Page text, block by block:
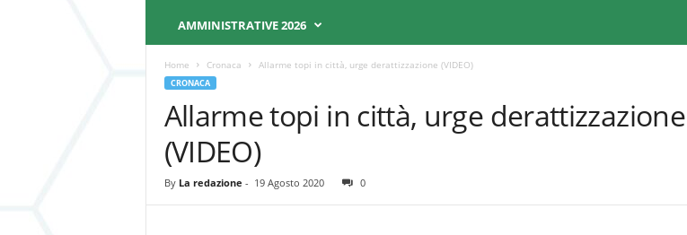
AMMINISTRATIVE 2026
Home Cronaca Allarme topi in città, urge derattizzazione (VIDEO)
CRONACA
Allarme topi in città, urge derattizzazione
(VIDEO)
By La redazione - 19 Agosto 2020 0